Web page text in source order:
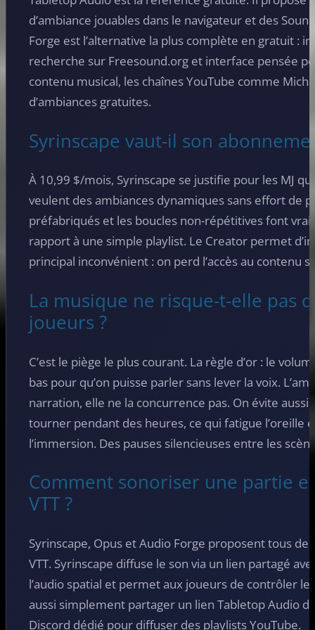
d’ambiance jouables dans le navigateur et des
Forge est l’alternative la plus complète en gratuit :
recherche sur Freesound.org et interface pensée
contenu musical, les chaînes YouTube comme
d’ambiances gratuites.
Syrinscape vaut-il son
À 10,99 $/mois, Syrinscape se justifie pour les MJ
veulent des ambiances dynamiques sans effort de
préfabriqués et les boucles non-répétitives font
rapport à une simple playlist. Le Creator permet
principal inconvénient : on perd l’accès au contenu
La musique ne risque-t-elle pas
joueurs ?
C’est le piège le plus courant. La règle d’or : le
bas pour qu’on puisse parler sans lever la voix.
narration, elle ne la concurrence pas. On évite
tourner pendant des heures, ce qui fatigue l’oreille
l’immersion. Des pauses silencieuses entre les
Comment sonoriser une partie
VTT ?
Syrinscape, Opus et Audio Forge proposent tous
VTT. Syrinscape diffuse le son via un lien partagé
l’audio spatial et permet aux joueurs de contrôler
aussi simplement partager un lien Tabletop Audio
Discord dédié pour diffuser des playlists YouTube.